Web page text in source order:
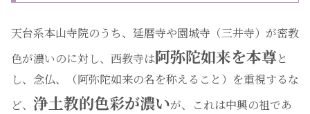
天台系本山寺院のうち、延暦寺や園城寺（三井寺）が密教
色が濃いのに対し、西教寺は阿弥陀如来を本尊と
し、念仏、（阿弥陀如来の名を称えること）を重視するな
ど、 浄土教的色彩が濃いが、これは中興の祖であ